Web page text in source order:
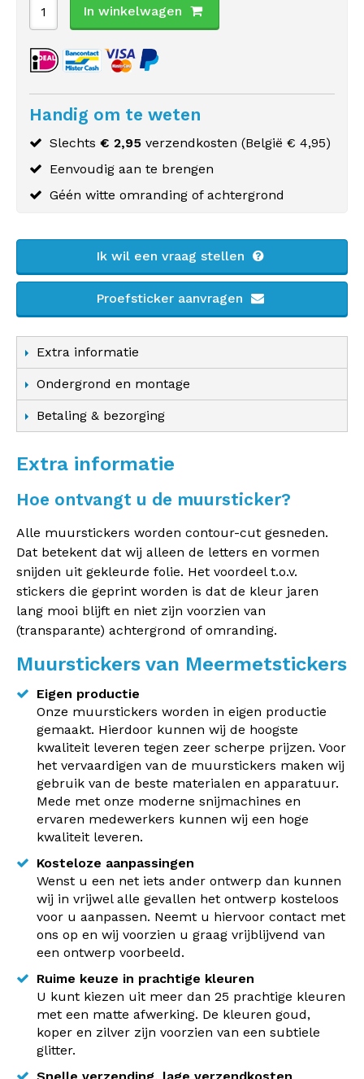
In winkelwagen
Handig om te weten
Slechts € 2,95 verzendkosten (België € 4,95)
Eenvoudig aan te brengen
Géén witte omranding of achtergrond
Ik wil een vraag stellen
Proefsticker aanvragen
Extra informatie
Ondergrond en montage
Betaling & bezorging
Extra informatie
Hoe ontvangt u de muursticker?
Alle muurstickers worden contour-cut gesneden.
Dat betekent dat wij alleen de letters en vormen
snijden uit gekleurde folie. Het voordeel t.o.v.
stickers die geprint worden is dat de kleur jaren
lang mooi blijft en niet zijn voorzien van
(transparante) achtergrond of omranding.
Muurstickers van Meermetstickers
Eigen productie
Onze muurstickers worden in eigen productie
gemaakt. Hierdoor kunnen wij de hoogste
kwaliteit leveren tegen zeer scherpe prijzen. Voor
het vervaardigen van de muurstickers maken wij
gebruik van de beste materialen en apparatuur.
Mede met onze moderne snijmachines en
ervaren medewerkers kunnen wij een hoge
kwaliteit leveren.
Kosteloze aanpassingen
Wenst u een net iets ander ontwerp dan kunnen
wij in vrijwel alle gevallen het ontwerp kosteloos
voor u aanpassen. Neemt u hiervoor contact met
ons op en wij voorzien u graag vrijblijvend van
een ontwerp voorbeeld.
Ruime keuze in prachtige kleuren
U kunt kiezen uit meer dan 25 prachtige kleuren
met een matte afwerking. De kleuren goud,
koper en zilver zijn voorzien van een subtiele
glitter.